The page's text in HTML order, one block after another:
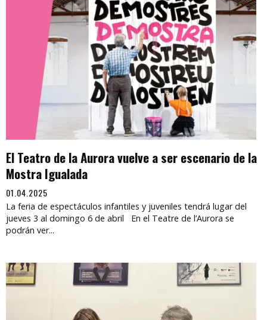
El Teatro de la Aurora vuelve a ser escenario de la
Mostra Igualada
01.04.2025
La feria de espectáculos infantiles y juveniles tendrá lugar del
jueves 3 al domingo 6 de abril En el Teatre de l’Aurora se
podrán ver...